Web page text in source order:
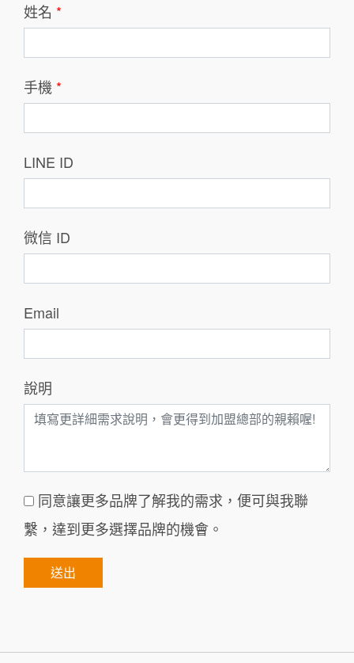
姓名 *
手機 *
LINE ID
微信 ID
Email
說明
同意讓更多品牌了解我的需求，便可與我聯
繫，達到更多選擇品牌的機會。